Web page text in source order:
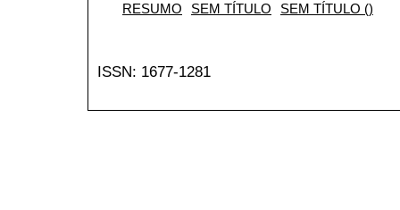
RESUMO SEM TÍTULO SEM TÍTULO ()
ISSN: 1677-1281